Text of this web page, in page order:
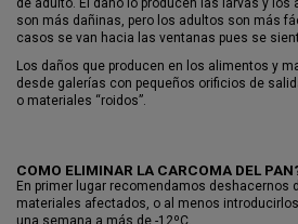
de adulto. El daño lo producen las larvas y los
son más dañinas, pero los adultos son más
casos se van hacia las ventanas pues se
Los daños que producen en los alimentos y
desde galerías con pequeños orificios de
o materiales “roidos”.
COMO ELIMINAR LA CARCOMA DEL
En primer lugar recomendamos deshacernos
materiales afectados, o al menos
una semana a más de -12ºC.